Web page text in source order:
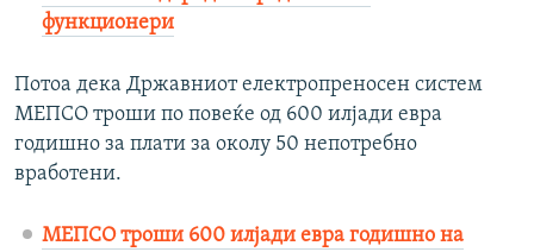
функционери
Потоа дека Државниот електропреносен систем
МЕПСО троши по повеќе од 600 илјади евра
годишно за плати за околу 50 непотребно
вработени.
МЕПСО троши 600 илјади евра годишно на